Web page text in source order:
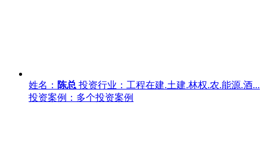
姓名： 陈总 投资行业：工程在建.土建.林权.农.能源.酒...
投资案例：多个投资案例